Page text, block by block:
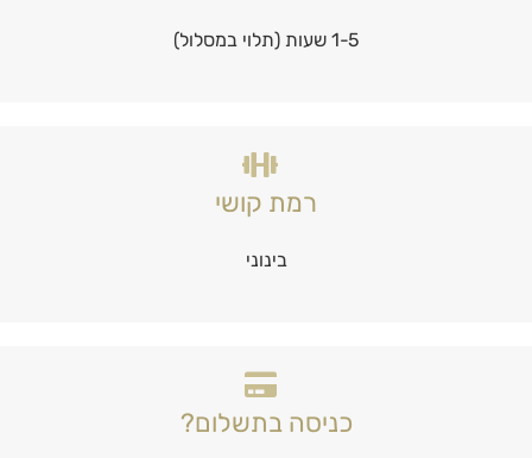
1-5 שעות (תלוי במסלול)
רמת קושי
בינוני
כניסה בתשלום?